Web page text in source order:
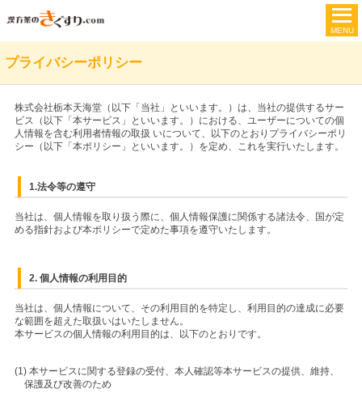
プライバシーポリシー
株式会社栃本天海堂（以下「当社」といいます。）は、当社の提供するサー
ビス（以下「本サービス」といいます。）における、ユーザーについての個
人情報を含む利用者情報の取扱 いについて、以下のとおりプライバシーポリ
シー（以下「本ポリシー」といいます。）を定め、これを実行いたします。
1.法令等の遵守
当社は、個人情報を取り扱う際に、個人情報保護に関係する諸法令、国が定
める指針および本ポリシーで定めた事項を遵守いたします。
2. 個人情報の利用目的
当社は、個人情報について、その利用目的を特定し、利用目的の達成に必要
な範囲を超えた取扱いはいたしません。
本サービスの個人情報の利用目的は、以下のとおりです。
(1) 本サービスに関する登録の受付、本人確認等本サービスの提供、維持、
保護及び改善のため